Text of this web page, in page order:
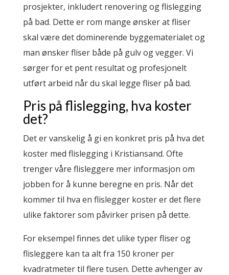
prosjekter, inkludert renovering og flislegging
på bad. Dette er rom mange ønsker at fliser
skal være det dominerende byggematerialet og
man ønsker fliser både på gulv og vegger. Vi
sørger for et pent resultat og profesjonelt
utført arbeid når du skal legge fliser på bad.
Pris på flislegging, hva koster
det?
Det er vanskelig å gi en konkret pris på hva det
koster med flislegging i Kristiansand. Ofte
trenger våre flisleggere mer informasjon om
jobben for å kunne beregne en pris. Når det
kommer til hva en flislegger koster er det flere
ulike faktorer som påvirker prisen på dette.
For eksempel finnes det ulike typer fliser og
flisleggere kan ta alt fra 150 kroner per
kvadratmeter til flere tusen. Dette avhenger av